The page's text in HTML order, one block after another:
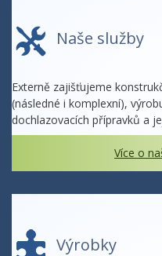
Naše služby
Externě zajišťujeme
(následné i komplexní),
dochlazovacích přípravků a
Více o
Výrobky